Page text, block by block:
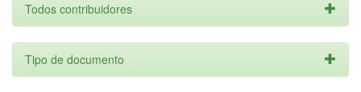
Todos contribuidores
Tipo de documento